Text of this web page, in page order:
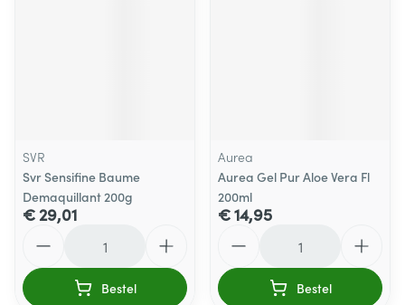
SVR
Svr Sensifine Baume
Demaquillant 200g
€ 29,01
Bestel
Aurea
Aurea Gel Pur Aloe Vera Fl
200ml
€ 14,95
Bestel